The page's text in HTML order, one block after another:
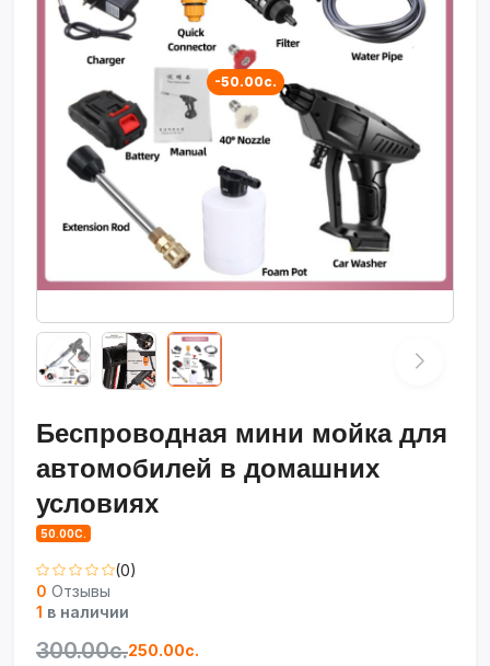
-50.00с.
Беспроводная мини мойка для
автомобилей в домашних
условиях
50.00С.
(0)
0 Отзывы
1 в наличии
300.00с.250.00с.